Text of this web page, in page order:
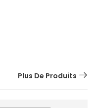
Plus De Produits